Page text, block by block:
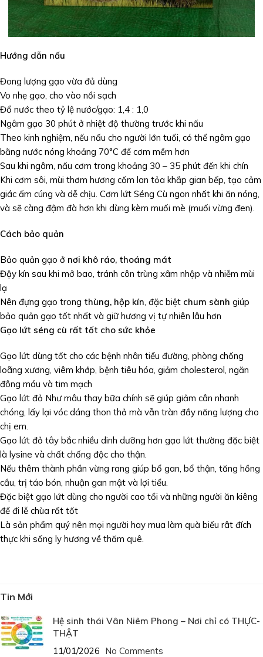
Hướng dẫn nấu
Đong lượng gạo vừa đủ dùng
Vo nhẹ gạo, cho vào nồi sạch
Đổ nước theo tỷ lệ nước/gạo: 1,4 : 1,0
Ngâm gạo 30 phút ở nhiệt độ thường trước khi nấu
Theo kinh nghiệm, nếu nấu cho người lớn tuổi, có thể ngâm gạo
bằng nước nóng khoảng 70°C để cơm mềm hơn
Sau khi ngâm, nấu cơm trong khoảng 30 – 35 phút đến khi chín
Khi cơm sôi, mùi thơm hương cốm lan tỏa khắp gian bếp, tạo cảm
giác ấm cúng và dễ chịu. Cơm lứt Séng Cù ngon nhất khi ăn nóng,
và sẽ càng đậm đà hơn khi dùng kèm muối mè (muối vừng đen).
Cách bảo quản
Bảo quản gạo ở nơi khô ráo, thoáng mát
Đậy kín sau khi mở bao, tránh côn trùng xâm nhập và nhiễm mùi
lạ
Nên đựng gạo trong thùng, hộp kín, đặc biệt chum sành giúp
bảo quản gạo tốt nhất và giữ hương vị tự nhiên lâu hơn
Gạo lứt séng cù rất tốt cho sức khỏe
Gạo lứt dùng tốt cho các bệnh nhân tiểu đường, phòng chống
loãng xương, viêm khớp, bệnh tiêu hóa, giảm cholesterol, ngăn
đông máu và tim mạch
Gạo lứt đỏ Như mâu thay bữa chính sẽ giúp giảm cân nhanh
chóng, lấy lại vóc dáng thon thả mà vẫn tràn đầy năng lượng cho
chị em.
Gạo lứt đỏ tây bắc nhiều dinh dưỡng hơn gạo lứt thường đặc biệt
là lysine và chất chống độc cho thận.
Nếu thêm thành phần vừng rang giúp bổ gan, bổ thận, tăng hồng
cầu, trị táo bón, nhuận gan mật và lợi tiểu.
Đặc biệt gạo lứt dùng cho người cao tổi và những người ăn kiêng
để đi lễ chùa rất tốt
Là sản phẩm quý nên mọi người hay mua làm quà biếu rât đích
thực khi sống ly hương về thăm quê.
Tin Mới
Hệ sinh thái Vân Niêm Phong – Nơi chỉ có THỰC-
THẬT
11/01/2026 No Comments